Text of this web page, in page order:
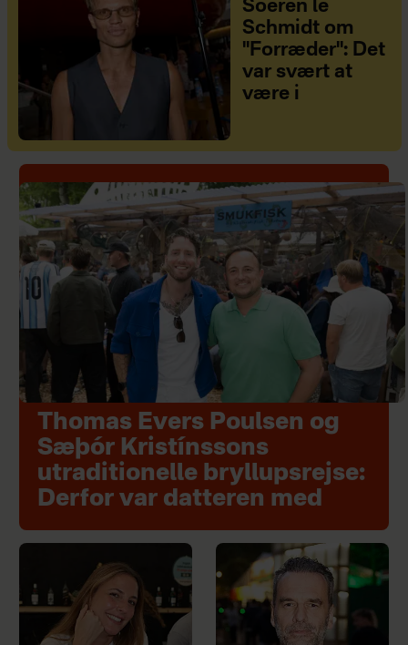
Soeren le
Schmidt om
"Forræder": Det
var svært at
være i
Thomas Evers Poulsen og
Sæþór Kristínssons
utraditionelle bryllupsrejse:
Derfor var datteren med